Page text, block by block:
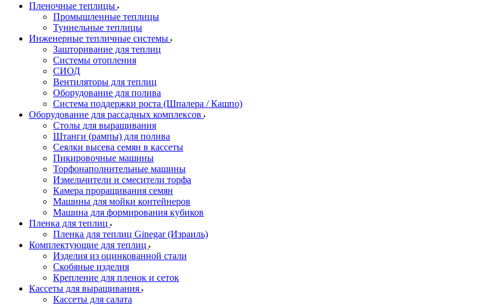
Пленочные теплицы
Промышленные теплицы
Туннельные теплицы
Инженерные тепличные системы
Зашторивание для теплиц
Системы отопления
СИОД
Вентиляторы для теплиц
Оборудование для полива
Система поддержки роста (Шпалера / Кашпо)
Оборудование для рассадных комплексов
Столы для выращивания
Штанги (рампы) для полива
Сеялки высева семян в кассеты
Пикировочные машины
Торфонаполнительные машины
Измельчители и смесители торфа
Камера проращивания семян
Машины для мойки контейнеров
Машина для формирования кубиков
Пленка для теплиц
Пленка для теплиц Ginegar (Израиль)
Комплектующие для теплиц
Изделия из оцинкованной стали
Скобяные изделия
Крепление для пленок и сеток
Кассеты для выращивания
Кассеты для салата